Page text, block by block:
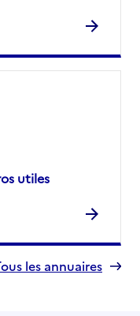
utiles
les annuaires